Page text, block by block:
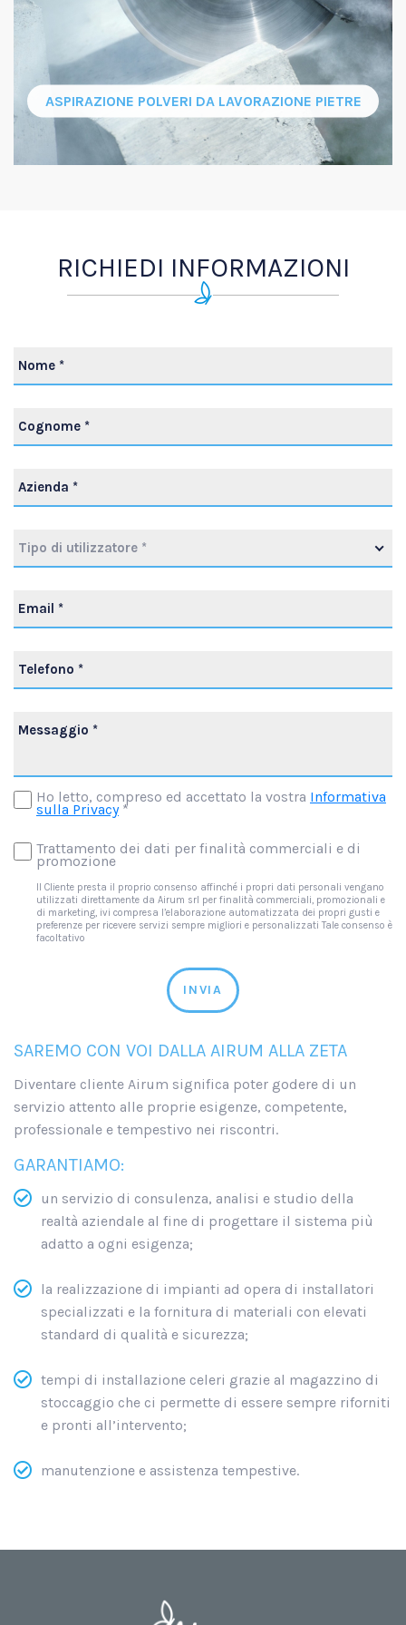
ASPIRAZIONE POLVERI DA LAVORAZIONE PIETRE
RICHIEDI INFORMAZIONI
Tipo di utilizzatore *
Ho letto, compreso ed accettato la vostra Informativa
sulla Privacy*
Trattamento dei dati per finalità commerciali e di
promozione
Il Cliente presta il proprio consenso affinché i propri dati personali vengano
utilizzati direttamente da Airum srl per finalità commerciali, promozionali e
di marketing, ivi compresa l’elaborazione automatizzata dei propri gusti e
preferenze per ricevere servizi sempre migliori e personalizzati Tale consenso è
facoltativo
INVIA
SAREMO CON VOI DALLA AIRUM ALLA ZETA
Diventare cliente Airum significa poter godere di un
servizio attento alle proprie esigenze, competente,
professionale e tempestivo nei riscontri.
GARANTIAMO:
un servizio di consulenza, analisi e studio della
realtà aziendale al fine di progettare il sistema più
adatto a ogni esigenza;
la realizzazione di impianti ad opera di installatori
specializzati e la fornitura di materiali con elevati
standard di qualità e sicurezza;
tempi di installazione celeri grazie al magazzino di
stoccaggio che ci permette di essere sempre riforniti
e pronti all’intervento;
manutenzione e assistenza tempestive.